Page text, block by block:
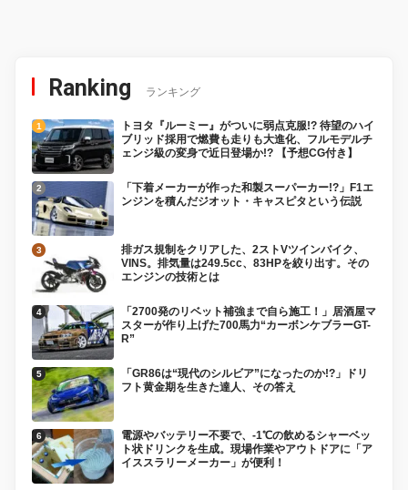
Ranking ランキング
トヨタ『ルーミー』がついに弱点克服!? 待望のハイ
ブリッド採用で燃費も走りも大進化、フルモデルチ
ェンジ級の変身で近日登場か!? 【予想CG付き】
「下着メーカーが作った和製スーパーカー!?」F1エ
ンジンを積んだジオット・キャスピタという伝説
排ガス規制をクリアした、2ストVツインバイク、
VINS。排気量は249.5cc、83HPを絞り出す。その
エンジンの技術とは
「2700発のリベット補強まで自ら施工！」居酒屋マ
スターが作り上げた700馬力“カーボンケブラーGT-
R”
「GR86は“現代のシルビア”になったのか!?」ドリ
フト黄金期を生きた達人、その答え
電源やバッテリー不要で、-1℃の飲めるシャーベッ
ト状ドリンクを生成。現場作業やアウトドアに「ア
イススラリーメーカー」が便利！